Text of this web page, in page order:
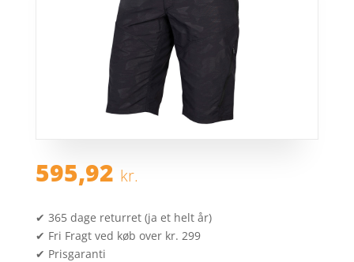
595,92 kr.
✔ 365 dage returret (ja et helt år)
✔ Fri Fragt ved køb over kr. 299
✔ Prisgaranti